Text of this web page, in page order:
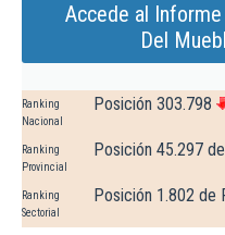
Accede al
Del
Ranking
Nacional
Posición 303.798
Ranking
Provincial
Posición 45.297
Ranking
Sectorial
Posición 1.802 de